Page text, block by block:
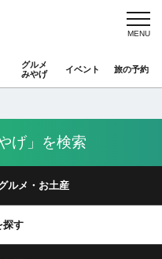
グルメ
みやげ
イベント 旅の予約
げ」を検索
ルメ・お土産
探す